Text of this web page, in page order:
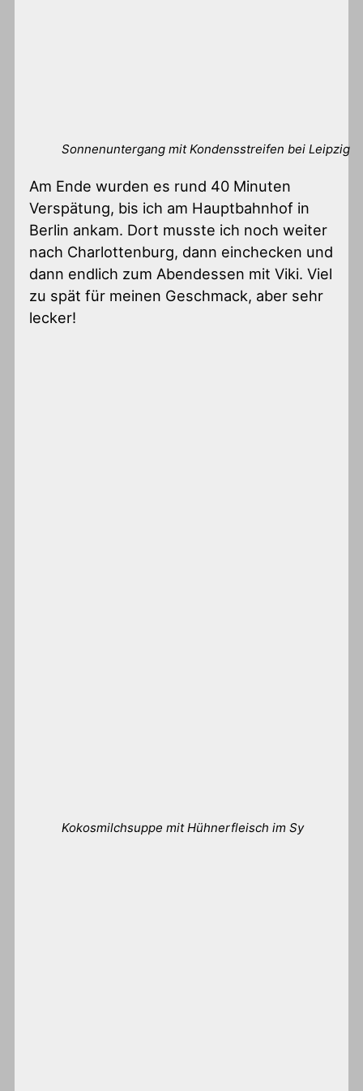
Sonnenuntergang mit Kondensstreifen bei Leipzig
Am Ende wurden es rund 40 Minuten
Verspätung, bis ich am Hauptbahnhof in
Berlin ankam. Dort musste ich noch weiter
nach Charlottenburg, dann einchecken und
dann endlich zum Abendessen mit Viki. Viel
zu spät für meinen Geschmack, aber sehr
lecker!
Kokosmilchsuppe mit Hühnerfleisch im Sy